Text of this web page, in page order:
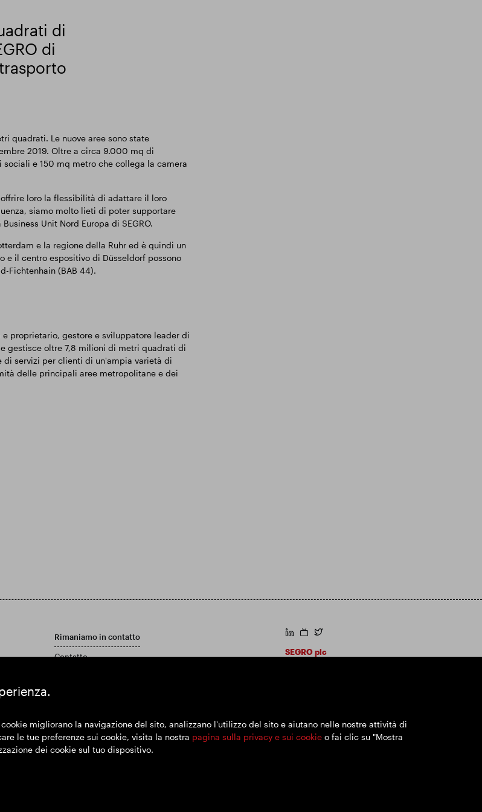
migliorano la navigazione del sito, analizzano l'utilizzo del sito e aiutano nelle nostre attività di
le tue preferenze sui cookie, visita la nostra pagina sulla privacy e sui cookieo fai clic su "Mostra
dei cookie sul tuo dispositivo.
di
di
quadrati. Le nuove aree sono state
2019. Oltre a circa 9.000 mq di
e 150 mq metro che collega la camera
loro la flessibilità di adattare il loro
siamo molto lieti di poter supportare
Unit Nord Europa di SEGRO.
e la regione della Ruhr ed è quindi un
e il centro espositivo di Düsseldorf possono
Fichtenhain (BAB 44).
proprietario, gestore e sviluppatore leader di
gestisce oltre 7,8 milioni di metri quadrati di
servizi per clienti di un'ampia varietà di
delle principali aree metropolitane e dei
conti
Rimaniamo in contatto
Contatto
https://www.linkedin.com/
https://www.youtube.com/
https://twitter.com/segroplc
SEGRO plc